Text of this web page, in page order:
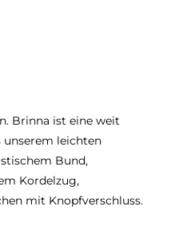
Brinna ist eine weit
unserem leichten
Bund,
Kordelzug,
mit Knopfverschluss.